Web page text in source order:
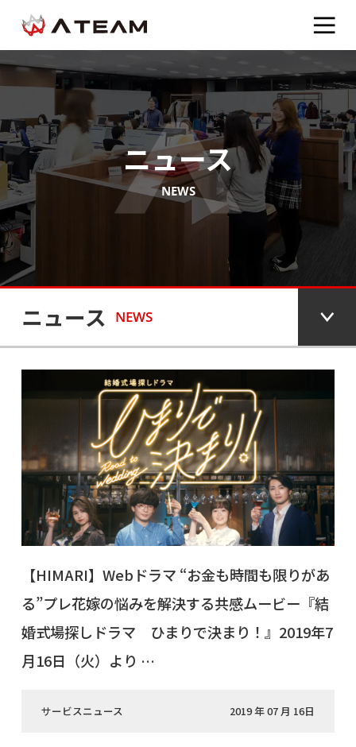
ニュース
NEWS
ニュース NEWS
【HIMARI】Webドラマ “お金も時間も限りがあ
る”プレ花嫁の悩みを解決する共感ムービー『結
婚式場探しドラマ ひまりで決まり！』2019年7
月16日（火）より …
サービスニュース 2019 年 07 月 16日